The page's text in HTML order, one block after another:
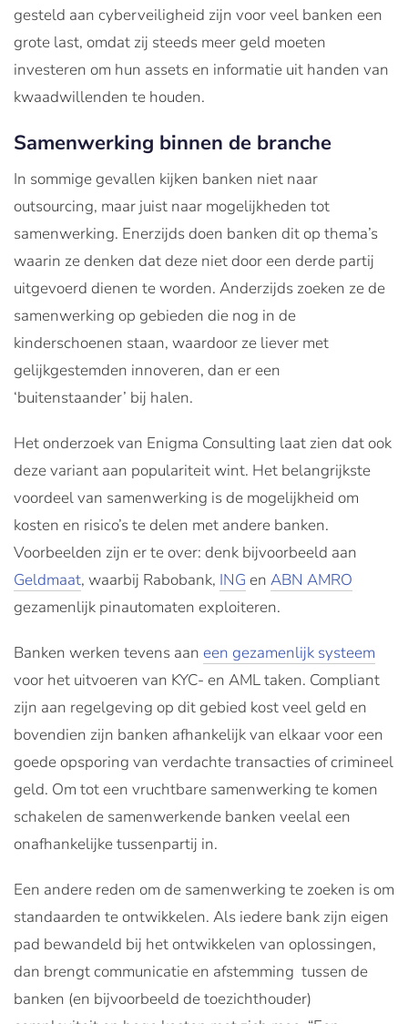
gesteld aan cyberveiligheid zijn voor veel banken een
grote last, omdat zij steeds meer geld moeten
investeren om hun assets en informatie uit handen van
kwaadwillenden te houden.
Samenwerking binnen de branche
In sommige gevallen kijken banken niet naar
outsourcing, maar juist naar mogelijkheden tot
samenwerking. Enerzijds doen banken dit op thema’s
waarin ze denken dat deze niet door een derde partij
uitgevoerd dienen te worden. Anderzijds zoeken ze de
samenwerking op gebieden die nog in de
kinderschoenen staan, waardoor ze liever met
gelijkgestemden innoveren, dan er een
‘buitenstaander’ bij halen.
Het onderzoek van Enigma Consulting laat zien dat ook
deze variant aan populariteit wint. Het belangrijkste
voordeel van samenwerking is de mogelijkheid om
kosten en risico’s te delen met andere banken.
Voorbeelden zijn er te over: denk bijvoorbeeld aan
Geldmaat, waarbij Rabobank, ING en ABN AMRO
gezamenlijk pinautomaten exploiteren.
Banken werken tevens aan een gezamenlijk systeem
voor het uitvoeren van KYC- en AML taken. Compliant
zijn aan regelgeving op dit gebied kost veel geld en
bovendien zijn banken afhankelijk van elkaar voor een
goede opsporing van verdachte transacties of crimineel
geld. Om tot een vruchtbare samenwerking te komen
schakelen de samenwerkende banken veelal een
onafhankelijke tussenpartij in.
Een andere reden om de samenwerking te zoeken is om
standaarden te ontwikkelen. Als iedere bank zijn eigen
pad bewandeld bij het ontwikkelen van oplossingen,
dan brengt communicatie en afstemming tussen de
banken (en bijvoorbeeld de toezichthouder)